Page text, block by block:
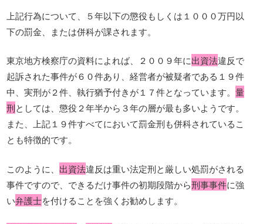
上記行為について、５年以下の懲役もしくは１０００万円以
下の罰金、または併科が課されます。
東京地方検察庁の資料によれば、２００９年に出資法違反で
起訴された事件が６０件あり、経営者が被疑者である１９件
中、実刑が２件、執行猶予付きが１７件となっています。量
刑としては、懲役２年半から３年の層が最も多いようです。
また、上記１９件すべてにおいて罰金刑も併科されているこ
とも特徴的です。
このように、 出資法違反は重い法定刑と厳しい処罰がされる
事件ですので、できるだけ事件の初期段階から刑事事件に強
い弁護士を付けることを強くお勧めします。